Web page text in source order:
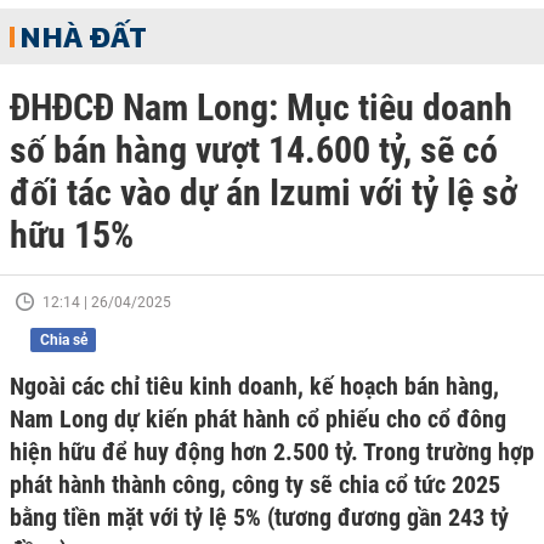
NHÀ ĐẤT
ĐHĐCĐ Nam Long: Mục tiêu doanh
số bán hàng vượt 14.600 tỷ, sẽ có
đối tác vào dự án Izumi với tỷ lệ sở
hữu 15%
12:14 | 26/04/2025
Chia sẻ
Ngoài các chỉ tiêu kinh doanh, kế hoạch bán hàng,
Nam Long dự kiến phát hành cổ phiếu cho cổ đông
hiện hữu để huy động hơn 2.500 tỷ. Trong trường hợp
phát hành thành công, công ty sẽ chia cổ tức 2025
bằng tiền mặt với tỷ lệ 5% (tương đương gần 243 tỷ